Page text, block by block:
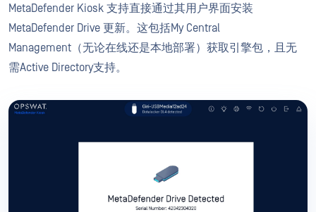
MetaDefender Kiosk 支持直接通过其用户界面安装
MetaDefender Drive 更新。这包括My Central
Management（无论在线还是本地部署）获取引擎包，且无
需Active Directory支持。